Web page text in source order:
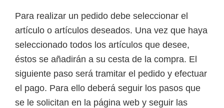
Para realizar un pedido debe seleccionar el
artículo o artículos deseados. Una vez que haya
seleccionado todos los artículos que desee,
éstos se añadirán a su cesta de la compra. El
siguiente paso será tramitar el pedido y efectuar
el pago. Para ello deberá seguir los pasos que
se le solicitan en la página web y seguir las